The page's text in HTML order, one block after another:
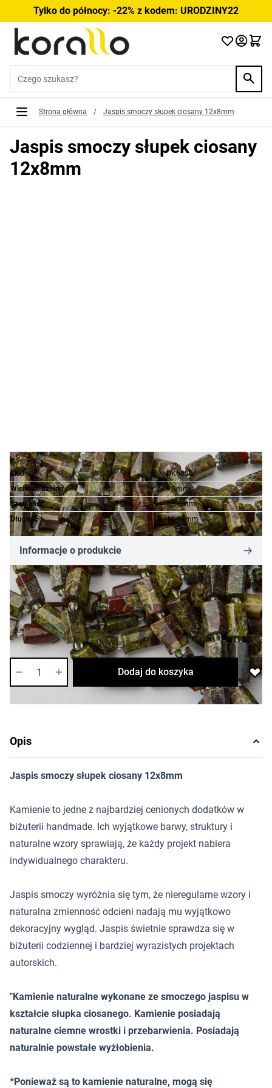
Przejdź do treściTylko do północy: -22% z kodem: URODZINY22
Strona główna / Jaspis smoczy słupek ciosany 12x8mm
Jaspis smoczy słupek ciosany
12x8mm
SKU
DK6080
Wielkość dziurki
0,9mm
Szerokość
5,5-8mm
Długość
10-14mm
Informacje o produkcie
11,59 zł
Cena za opakowanie
Ilość w opakowaniu: 4 szt.
Dostępność:średnia
Dodaj do koszyka
Opis
Jaspis smoczy słupek ciosany 12x8mm
Kamienie to jedne z najbardziej cenionych dodatków w
biżuterii handmade. Ich wyjątkowe barwy, struktury i
naturalne wzory sprawiają, że każdy projekt nabiera
indywidualnego charakteru.
Jaspis smoczy wyróżnia się tym, że nieregularne wzory i
naturalna zmienność odcieni nadają mu wyjątkowo
dekoracyjny wygląd. Jaspis świetnie sprawdza się w
biżuterii codziennej i bardziej wyrazistych projektach
autorskich.
"Kamienie naturalne wykonane ze smoczego jaspisu w
kształcie słupka ciosanego. Kamienie posiadają
naturalne ciemne wrostki i przebarwienia. Posiadają
naturalnie powstałe wyżłobienia.
*Ponieważ są to kamienie naturalne, mogą się